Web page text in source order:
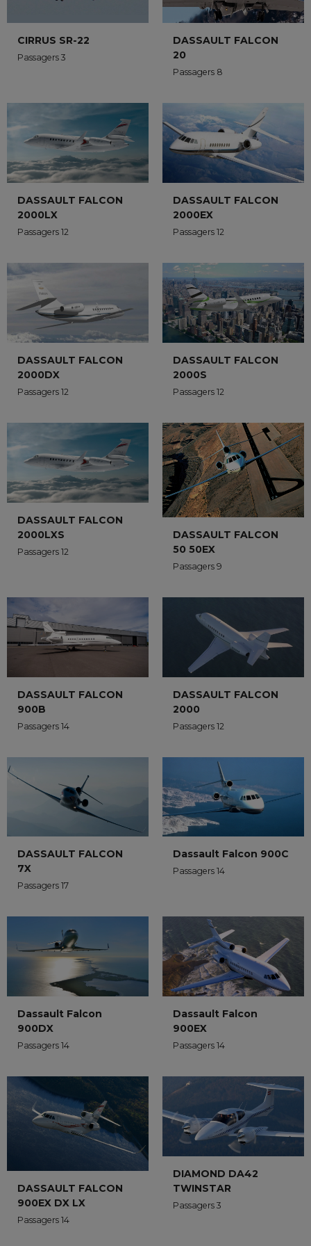
CIRRUS SR-22
Passagers 3
DASSAULT FALCON
20
Passagers 8
DASSAULT FALCON
2000LX
Passagers 12
DASSAULT FALCON
2000EX
Passagers 12
DASSAULT FALCON
2000DX
Passagers 12
DASSAULT FALCON
2000S
Passagers 12
DASSAULT FALCON
2000LXS
Passagers 12
DASSAULT FALCON
50 50EX
Passagers 9
DASSAULT FALCON
900B
Passagers 14
DASSAULT FALCON
2000
Passagers 12
DASSAULT FALCON
7X
Passagers 17
Dassault Falcon 900C
Passagers 14
Dassault Falcon
900DX
Passagers 14
Dassault Falcon
900EX
Passagers 14
DASSAULT FALCON
900EX DX LX
Passagers 14
DIAMOND DA42
TWINSTAR
Passagers 3